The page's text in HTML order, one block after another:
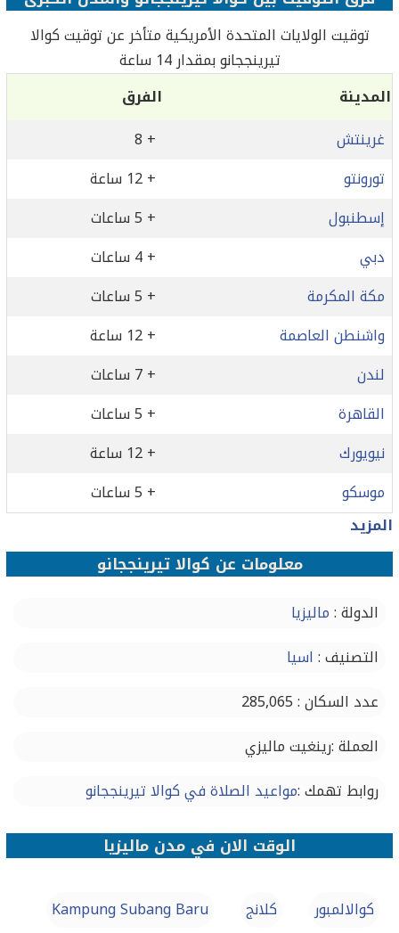
توقيت الولايات المتحدة الأمريكية متأخر عن توقيت كوالا
تيرينججانو بمقدار 14 ساعة
المدينة
الفرق
غرينتش
+ 8
تورونتو
+ 12 ساعة
إسطنبول
+ 5 ساعات
دبي
+ 4 ساعات
مكة المكرمة
+ 5 ساعات
واشنطن العاصمة
+ 12 ساعة
لندن
+ 7 ساعات
القاهرة
+ 5 ساعات
نيويورك
+ 12 ساعة
موسكو
+ 5 ساعات
المزيد
معلومات عن كوالا تيرينججانو
الدولة :ماليزيا
التصنيف : اسيا
عدد السكان : 285,065
العملة :رينغيت ماليزي
روابط تهمك :مواعيد الصلاة في كوالا تيرينججانو
الوقت الان في مدن ماليزيا
كوالالمبور كلانج Kampung Subang Baru